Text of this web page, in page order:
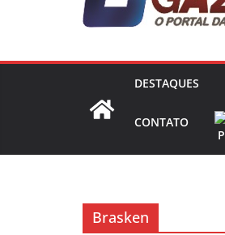
DESTAQUES
CONTATO
Brasken